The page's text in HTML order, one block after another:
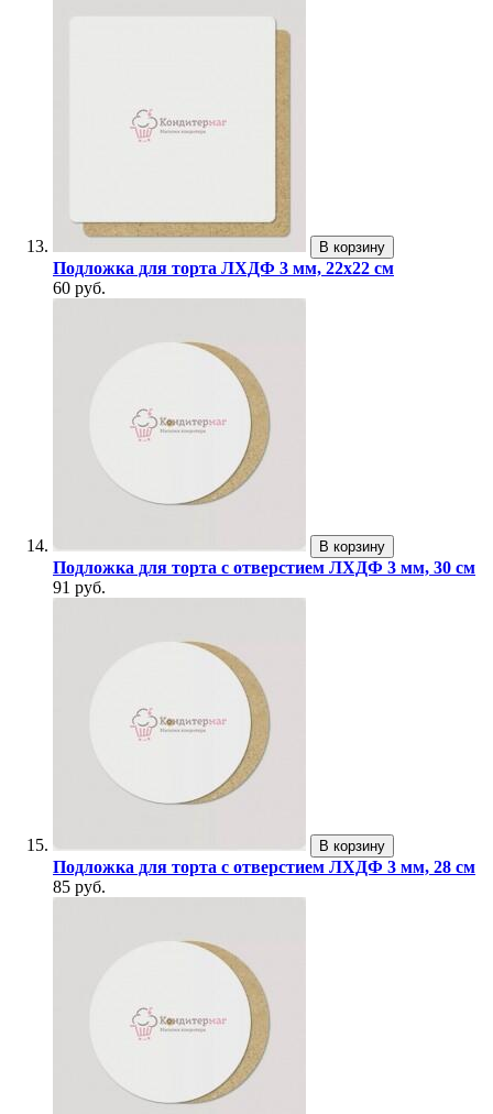
В корзину
Подложка для торта ЛХДФ 3 мм, 22х22 см
60 руб.
В корзину
Подложка для торта с отверстием ЛХДФ 3 мм, 30 см
91 руб.
В корзину
Подложка для торта с отверстием ЛХДФ 3 мм, 28 см
85 руб.